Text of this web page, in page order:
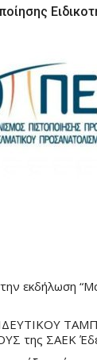
εκδήλωση
της ΣΑΕΚ